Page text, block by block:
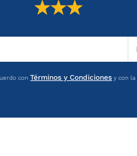
conTérminos y Condiciones y con la